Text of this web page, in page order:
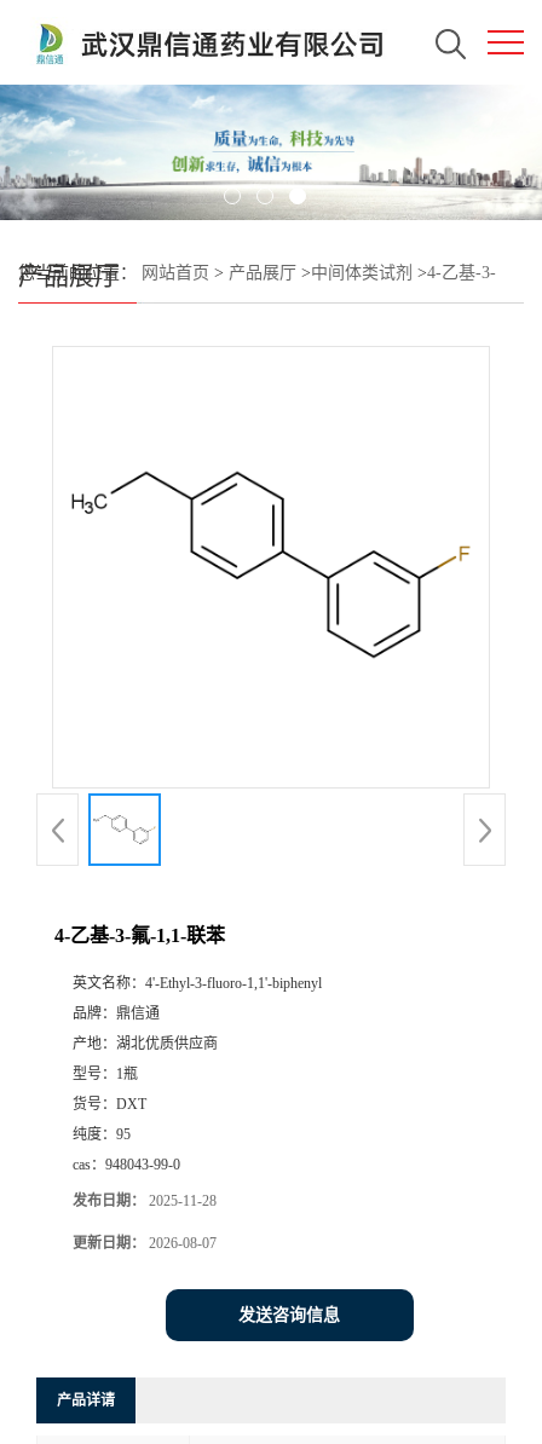
产品展厅
您当前的位置： 网站首页 > 产品展厅 >中间体类试剂 >4-乙基-3-
4-乙基-3-氟-1,1-联苯
英文名称： 4'-Ethyl-3-fluoro-1,1'-biphenyl
品牌： 鼎信通
产地： 湖北优质供应商
型号： 1瓶
货号： DXT
纯度： 95
cas： 948043-99-0
发布日期： 2025-11-28
更新日期： 2026-08-07
发送咨询信息
产品详请